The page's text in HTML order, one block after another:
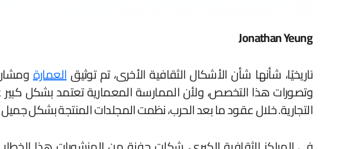
Jonathan Yeung
تاريخيًا، شأنها شأن الأشكال الثقافية الأخرى، تم توثيقالعمارة
وتصورات هذا التخصص، ولأن الممارسة المعمارية تعتمد بشكل كبير
التجارية. خلال عقود ما بعد الحرب، نظمت المجلدات المنتجة بشكل